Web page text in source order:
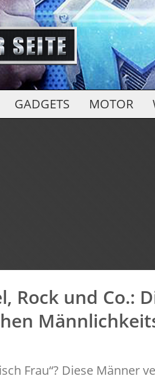
GADGETS MOTOR
Rock und Co.:
Frau“? Diese Männer